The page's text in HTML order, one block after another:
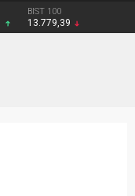
BIST 100
13.779,39